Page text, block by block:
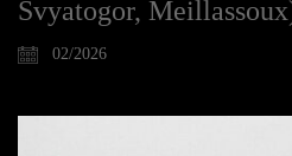
Svyatogor,
02/2026